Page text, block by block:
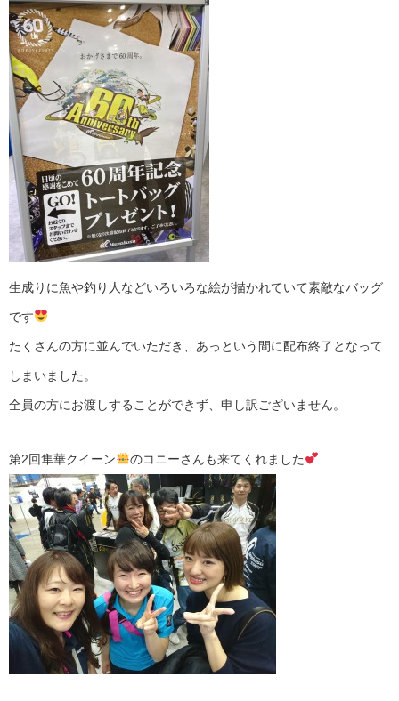
生成りに魚や釣り人などいろいろな絵が描かれていて素敵なバッグ
です
たくさんの方に並んでいただき、あっという間に配布終了となって
しまいました。
全員の方にお渡しすることができず、申し訳ございません。
第2回隼華クイーン のコニーさんも来てくれました